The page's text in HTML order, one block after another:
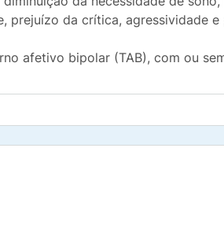
da crítica, agressividade e
afetivo bipolar (TAB), com ou
no tratamento de pacientes
quadros de ausência simples
acima de 10 anos com crises